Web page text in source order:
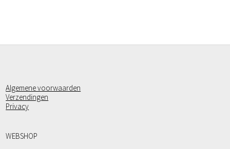
Algemene voorwaarden
Verzendingen
Privacy
WEBSHOP